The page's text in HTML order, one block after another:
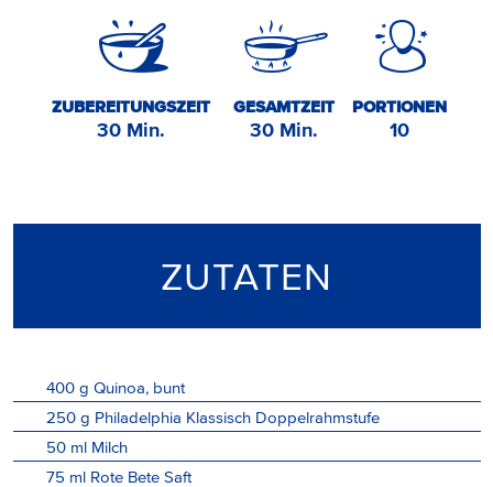
ZUBEREITUNGSZEIT
30 Min.
GESAMTZEIT
30 Min.
PORTIONEN
10
ZUTATEN
400 g Quinoa, bunt
250 g Philadelphia Klassisch Doppelrahmstufe
50 ml Milch
75 ml Rote Bete Saft